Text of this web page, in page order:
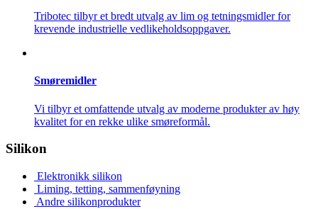
Tribotec tilbyr et bredt utvalg av lim og tetningsmidler for
krevende industrielle vedlikeholdsoppgaver.
Smøremidler
Vi tilbyr et omfattende utvalg av moderne produkter av høy
kvalitet for en rekke ulike smøreformål.
Silikon
Elektronikk silikon
Liming, tetting, sammenføyning
Andre silikonprodukter